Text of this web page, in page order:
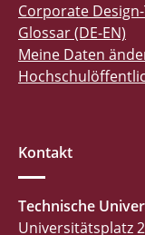
Corporate
Glossar (DE-EN)
Meine Daten
Kontakt
Technische
Universitätsplatz 2